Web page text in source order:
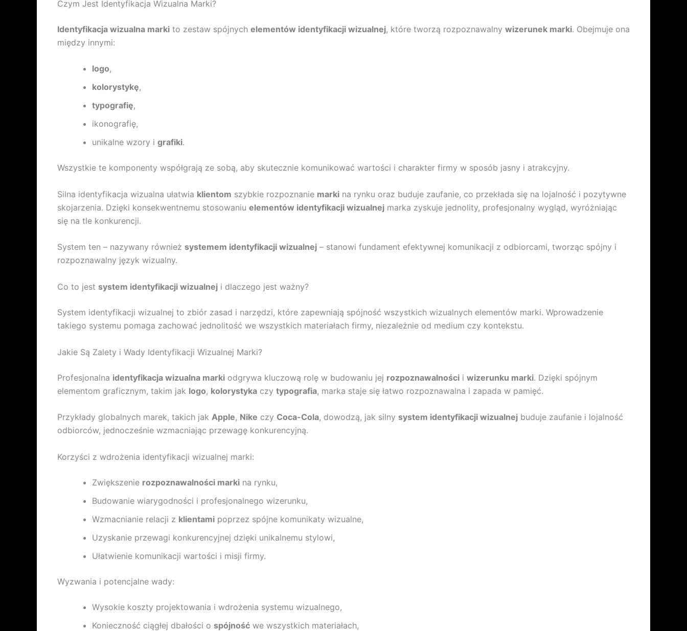
Czym Jest Identyfikacja Wizualna Marki?
Identyfikacja wizualna marki to zestaw spójnych elementów identyfikacji wizualnej, które tworzą rozpoznawalny wizerunek marki. Obejmuje ona
między innymi:
logo,
kolorystykę,
typografię,
ikonografię,
unikalne wzory i grafiki.
Wszystkie te komponenty współgrają ze sobą, aby skutecznie komunikować wartości i charakter firmy w sposób jasny i atrakcyjny.
Silna identyfikacja wizualna ułatwia klientom szybkie rozpoznanie marki na rynku oraz buduje zaufanie, co przekłada się na lojalność i pozytywne
skojarzenia. Dzięki konsekwentnemu stosowaniu elementów identyfikacji wizualnej marka zyskuje jednolity, profesjonalny wygląd, wyróżniając
się na tle konkurencji.
System ten – nazywany również systemem identyfikacji wizualnej – stanowi fundament efektywnej komunikacji z odbiorcami, tworząc spójny i
rozpoznawalny język wizualny.
Co to jest system identyfikacji wizualnej i dlaczego jest ważny?
System identyfikacji wizualnej to zbiór zasad i narzędzi, które zapewniają spójność wszystkich wizualnych elementów marki. Wprowadzenie
takiego systemu pomaga zachować jednolitość we wszystkich materiałach firmy, niezależnie od medium czy kontekstu.
Jakie Są Zalety i Wady Identyfikacji Wizualnej Marki?
Profesjonalna identyfikacja wizualna marki odgrywa kluczową rolę w budowaniu jej rozpoznawalności i wizerunku marki. Dzięki spójnym
elementom graficznym, takim jak logo, kolorystyka czy typografia, marka staje się łatwo rozpoznawalna i zapada w pamięć.
Przykłady globalnych marek, takich jak Apple, Nike czy Coca-Cola, dowodzą, jak silny system identyfikacji wizualnej buduje zaufanie i lojalność
odbiorców, jednocześnie wzmacniając przewagę konkurencyjną.
Korzyści z wdrożenia identyfikacji wizualnej marki:
Zwiększenie rozpoznawalności marki na rynku,
Budowanie wiarygodności i profesjonalnego wizerunku,
Wzmacnianie relacji z klientami poprzez spójne komunikaty wizualne,
Uzyskanie przewagi konkurencyjnej dzięki unikalnemu stylowi,
Ułatwienie komunikacji wartości i misji firmy.
Wyzwania i potencjalne wady:
Wysokie koszty projektowania i wdrożenia systemu wizualnego,
Konieczność ciągłej dbałości o spójność we wszystkich materiałach,